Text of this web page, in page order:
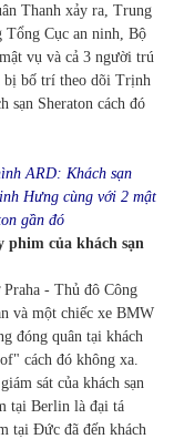
Thanh xảy ra, Trung
Cục an ninh, Bộ
vụ và cả 3 người trú
bị bố trí theo dõi Trịnh
sạn Sheraton cách đó
ARD: Khách sạn
Hưng cùng với 2 mật
gần đó
của khách sạn
- Thủ đô Công
và một chiếc xe BMW
đóng quân tại khách
cách đó không xa.
sát của khách sạn
tại Berlin là đại tá
tại Đức đã đến khách